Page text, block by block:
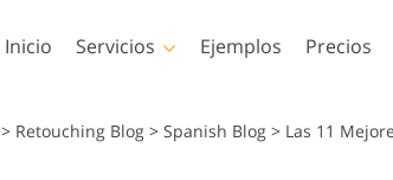
Inicio Servicios Ejemplos Precios
Photoshop
> Retouching Blog > Spanish Blog > Las 11